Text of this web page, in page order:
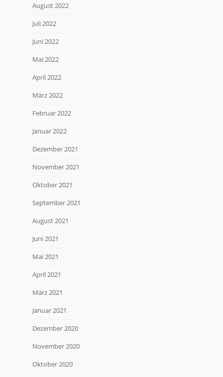
August 2022
Juli 2022
Juni 2022
Mai 2022
April 2022
März 2022
Februar 2022
Januar 2022
Dezember 2021
November 2021
Oktober 2021
September 2021
August 2021
Juni 2021
Mai 2021
April 2021
März 2021
Januar 2021
Dezember 2020
November 2020
Oktober 2020